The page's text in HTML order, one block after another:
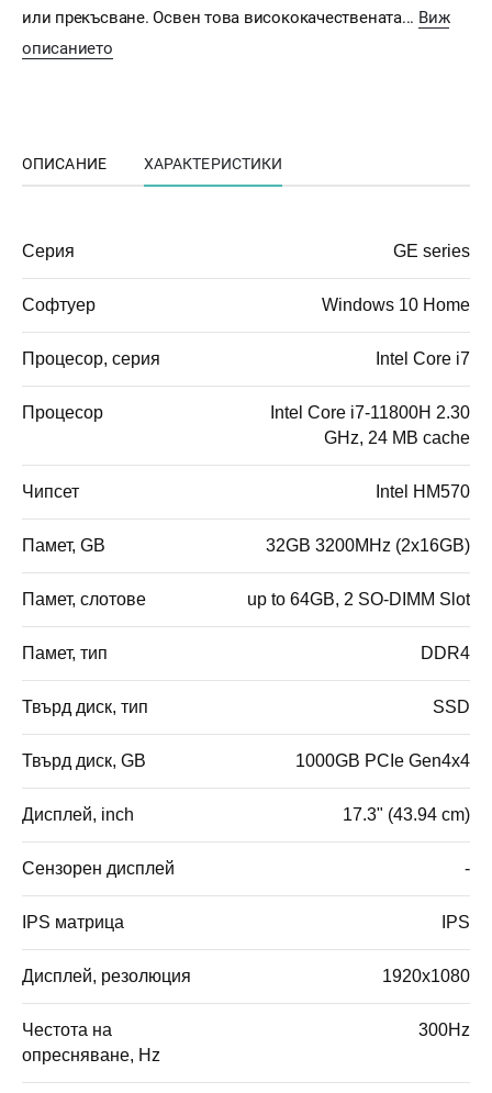
или прекъсване. Освен това висококачествената... Виж
описанието
ОПИСАНИЕ ХАРАКТЕРИСТИКИ
Серия GE series
Софтуер Windows 10 Home
Процесор, серия Intel Core i7
Процесор
Intel Core i7-11800H 2.30
GHz, 24 MB cache
Чипсет Intel HM570
Памет, GB 32GB 3200MHz (2x16GB)
Памет, слотове up to 64GB, 2 SO-DIMM Slot
Памет, тип DDR4
Твърд диск, тип SSD
Твърд диск, GB 1000GB PCIe Gen4x4
Дисплей, inch 17.3" (43.94 cm)
Сензорен дисплей -
IPS матрица IPS
Дисплей, резолюция 1920x1080
Честота на
опресняване, Hz
300Hz